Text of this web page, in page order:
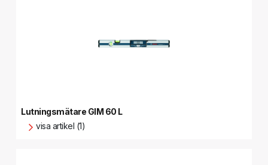
Lutningsmätare GIM 60 L
visa artikel (1)